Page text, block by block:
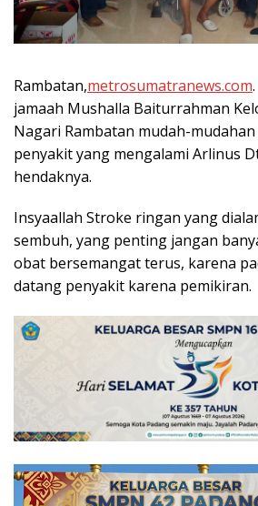
Rambatan,metrosumatranews.com
jamaah Mushalla Baiturrahman
Nagari Rambatan mudah-
penyakit yang mengalami Arlinus
hendaknya.
Insyaallah Stroke ringan yang
sembuh, yang penting jangan
obat bersemangat terus, karena
datang penyakit karena pemikiran.